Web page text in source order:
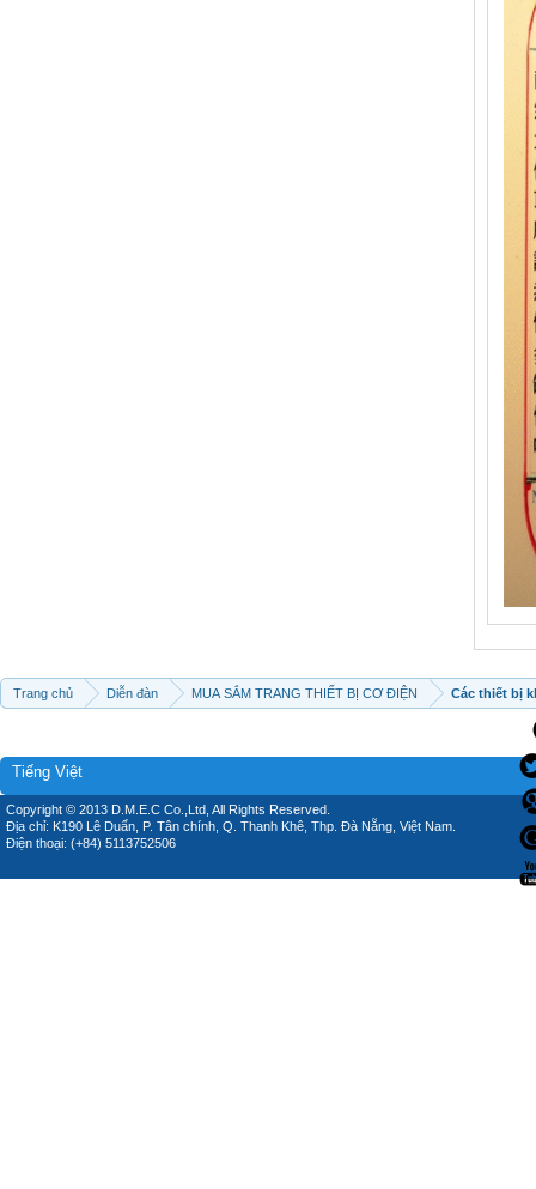
Trang chủ Diễn đàn MUA SẮM TRANG THIẾT BỊ CƠ ĐIỆN Các thiết bị
Tiếng Việt
Copyright © 2013 D.M.E.C Co.,Ltd, All Rights Reserved.
Địa chỉ: K190 Lê Duẩn, P. Tân chính, Q. Thanh Khê, Thp. Đà Nẵng, Việt Nam.
Điện thoại: (+84) 5113752506